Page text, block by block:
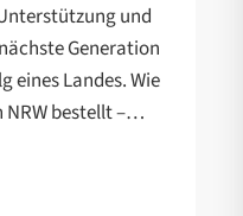
und
Generation
eines Landes. Wie
NRW bestellt –…